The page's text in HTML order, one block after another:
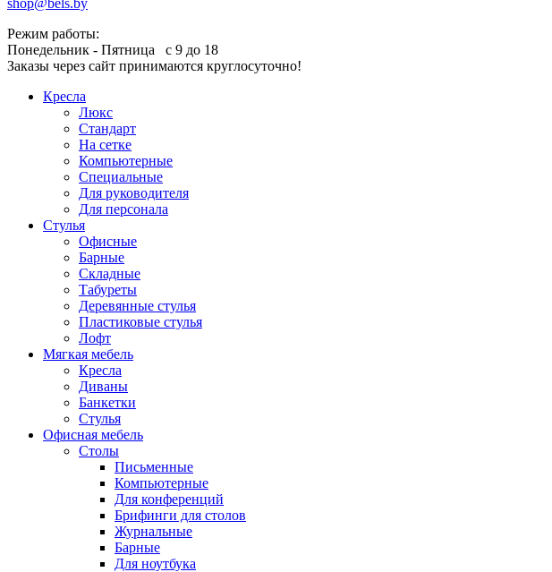
shop@bels.by
Режим работы:
Понедельник - Пятница с 9 до 18
Заказы через сайт принимаются круглосуточно!
Кресла
Люкс
Стандарт
На сетке
Компьютерные
Специальные
Для руководителя
Для персонала
Стулья
Офисные
Барные
Складные
Табуреты
Деревянные стулья
Пластиковые стулья
Лофт
Мягкая мебель
Кресла
Диваны
Банкетки
Стулья
Офисная мебель
Столы
Письменные
Компьютерные
Для конференций
Брифинги для столов
Журнальные
Барные
Для ноутбука